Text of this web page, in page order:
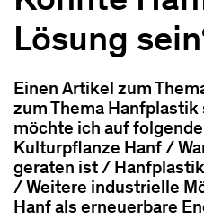
Lösung
Einen Artikel zum
zum Thema Hanfplastik
möchte ich auf
Kulturpflanze Hanf /
geraten ist /
/ Weitere industrielle
Hanf als erneuerbare